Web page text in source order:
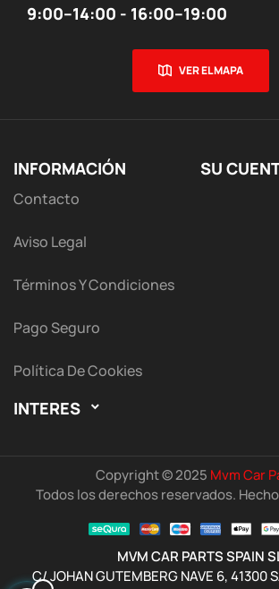
9:00–14:00 - 16:00–19:00
VER EL MAPA
INFORMACIÓN
Contacto
Aviso Legal
Términos Y Condiciones
Pago Seguro
Política De Cookies
SU
INTERES 
Copyright © 2025 Mvm Car
Todos los derechos reservados.
MVM CAR PARTS SPAIN
C/ JOHAN GUTEMBERG NAVE 6, 41300